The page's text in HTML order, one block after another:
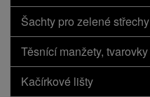
Šachty pro zelené střechy
Těsnící manžety, tvarovky
Kačírkové lišty